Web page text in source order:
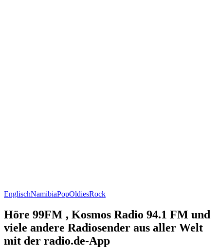
EnglischNamibiaPopOldiesRock
Höre 99FM , Kosmos Radio 94.1 FM und
viele andere Radiosender aus aller Welt
mit der radio.de-App